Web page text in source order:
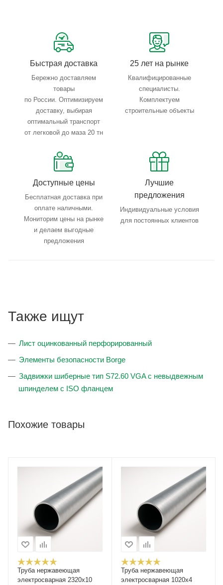
Тройной весовой контроль: въезд, погрузка, выезд
Быстрая доставка
Бережно доставляем
товары
по России. Оптимизируем
доставку, выбирая
оптимальный транспорт
от легковой до маза 20 тн
25 лет на рынке
Квалифицированные
специалисты.
Комплектуем
строительные объекты
Доступные цены
Бесплатная доставка при
оплате наличными.
Мониторим цены на рынке
и делаем выгодные
предложения
Лучшие
предложения
Индивидуальные условия
для постоянных клиентов
Также ищут
Лист оцинкованный перфорированный
Элементы безопасности Borge
Задвижки шиберные тип S72.60 VGA с невыдвежным
шпинделем с ISO фланцем
Похожие товары
Труба нержавеющая
электросварная 2320х10
Труба нержавеющая
электросварная 1020х4